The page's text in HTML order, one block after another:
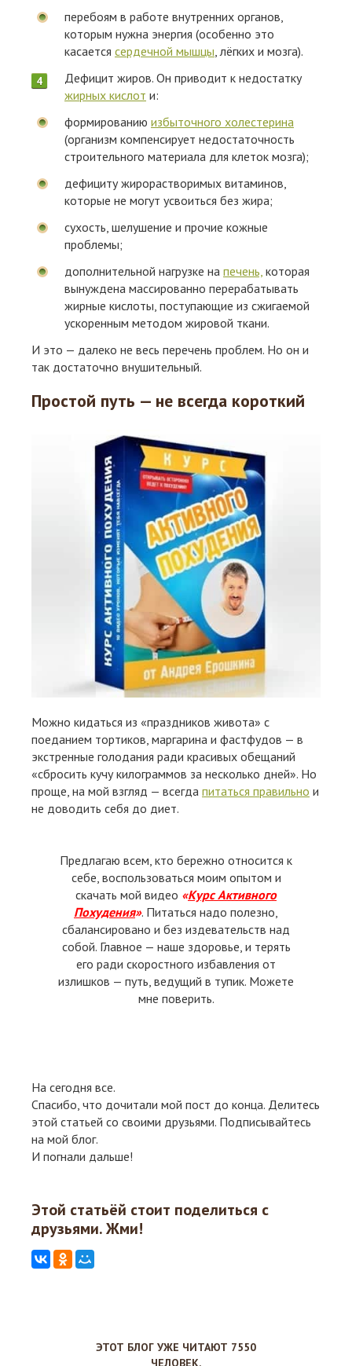
перебоям в работе внутренних органов,
которым нужна энергия (особенно это
касается сердечной мышцы, лёгких и мозга).
Дефицит жиров. Он приводит к недостатку
жирных кислот и:
формированию избыточного холестерина
(организм компенсирует недостаточность
строительного материала для клеток мозга);
дефициту жирорастворимых витаминов,
которые не могут усвоиться без жира;
сухость, шелушение и прочие кожные
проблемы;
дополнительной нагрузке на печень, которая
вынуждена массированно перерабатывать
жирные кислоты, поступающие из сжигаемой
ускоренным методом жировой ткани.
И это — далеко не весь перечень проблем. Но он и
так достаточно внушительный.
Простой путь — не всегда короткий
Можно кидаться из «праздников живота» с
поеданием тортиков, маргарина и фастфудов — в
экстренные голодания ради красивых обещаний
«сбросить кучу килограммов за несколько дней». Но
проще, на мой взгляд — всегда питаться правильно и
не доводить себя до диет.
Предлагаю всем, кто бережно относится к
себе, воспользоваться моим опытом и
скачать мой видео «Курс Активного
Похудения». Питаться надо полезно,
сбалансировано и без издевательств над
собой. Главное — наше здоровье, и терять
его ради скоростного избавления от
излишков — путь, ведущий в тупик. Можете
мне поверить.
На сегодня все.
Спасибо, что дочитали мой пост до конца. Делитесь
этой статьей со своими друзьями. Подписывайтесь
на мой блог.
И погнали дальше!
Этой статьёй стоит поделиться с
друзьями. Жми!
ЭТОТ БЛОГ УЖЕ ЧИТАЮТ 7550
ЧЕЛОВЕК,